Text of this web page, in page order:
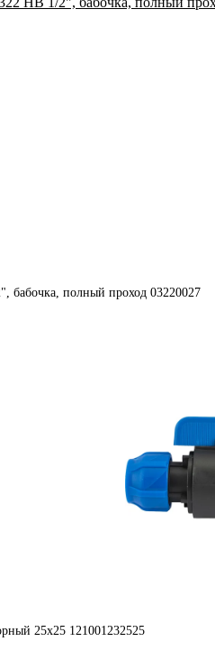
бабочка, полный проход 03220027
25x25 121001232525